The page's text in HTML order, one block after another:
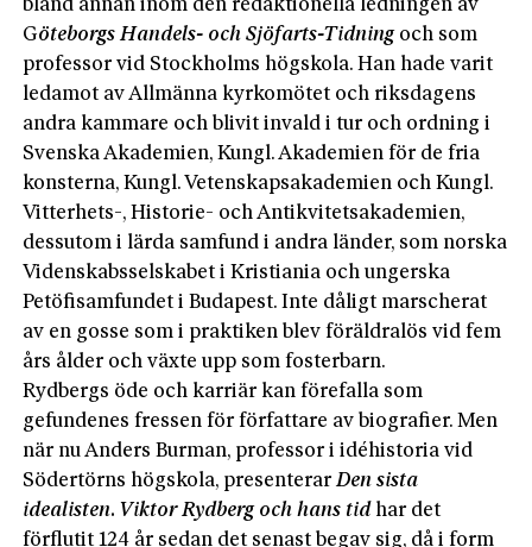
bland annan inom den redaktionella ledningen av
Göteborgs Handels- och Sjöfarts-Tidningoch som
professor vid Stockholms högskola. Han hade varit
ledamot av Allmänna kyrkomötet och riksdagens
andra kammare och blivit invald i tur och ordning i
Svenska Akademien, Kungl. Akademien för de fria
konsterna, Kungl. Vetenskapsakademien och Kungl.
Vitterhets-, Historie- och Antikvitetsakademien,
dessutom i lärda samfund i andra länder, som norska
Videnskabsselskabet i Kristiania och ungerska
Petöfisamfundet i Budapest. Inte dåligt marscherat
av en gosse som i praktiken blev föräldralös vid fem
års ålder och växte upp som fosterbarn.
Rydbergs öde och karriär kan förefalla som
gefundenes fressen för författare av biografier. Men
när nu Anders Burman, professor i idéhistoria vid
Södertörns högskola, presenterarDen sista
idealisten. Viktor Rydberg och hans tid har det
förflutit 124 år sedan det senast begav sig, då i form